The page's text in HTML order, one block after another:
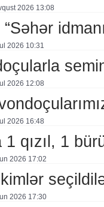
2026 13:08
2026 10:31
2026 12:08
2026 16:48
qızıl, 1
2026 17:02
2026 17:30